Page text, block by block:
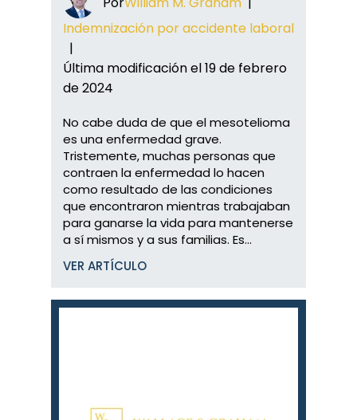
Indemnización por accidente laboral
|
Última modificación el 19 de febrero
de 2024
No cabe duda de que el mesotelioma
es una enfermedad grave.
Tristemente, muchas personas que
contraen la enfermedad lo hacen
como resultado de las condiciones
que encontraron mientras trabajaban
para ganarse la vida para mantenerse
a sí mismos y a sus familias. Es...
VER ARTÍCULO